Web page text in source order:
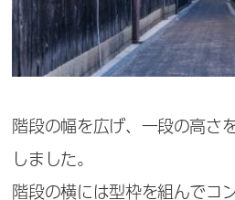
階段の幅を広げ、一段の高さ
しました。
階段の横には型枠を組んでコ